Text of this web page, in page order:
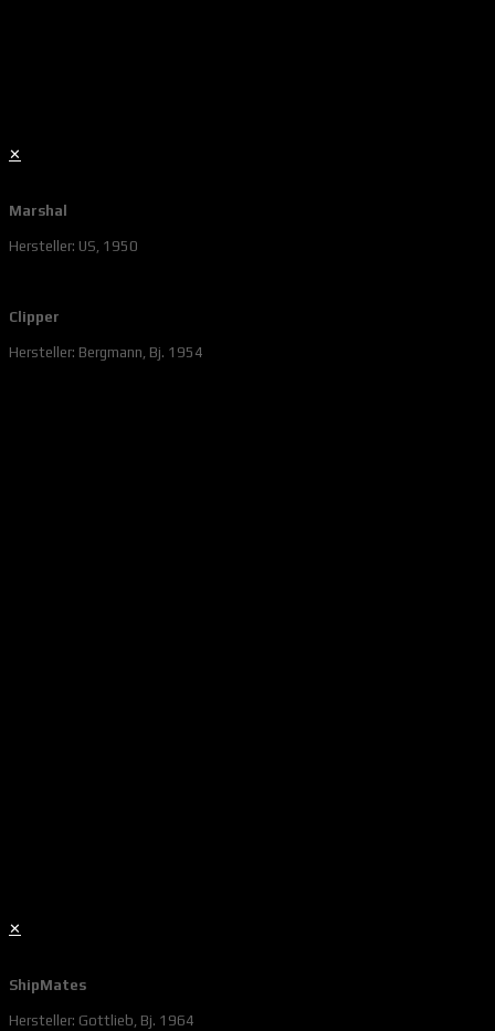
✕
Marshal
Hersteller: US, 1950
Clipper
Hersteller: Bergmann, Bj. 1954
✕
ShipMates
Hersteller: Gottlieb, Bj. 1964